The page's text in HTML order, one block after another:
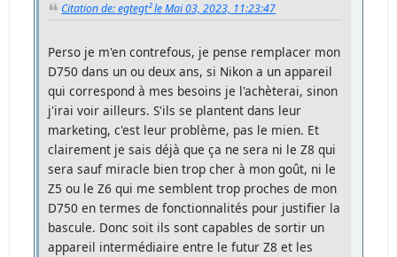
Citation de: egtegt² le Mai 03, 2023, 11:23:47
Perso je m'en contrefous, je pense remplacer mon
D750 dans un ou deux ans, si Nikon a un appareil
qui correspond à mes besoins je l'achèterai, sinon
j'irai voir ailleurs. S'ils se plantent dans leur
marketing, c'est leur problème, pas le mien. Et
clairement je sais déjà que ça ne sera ni le Z8 qui
sera sauf miracle bien trop cher à mon goût, ni le
Z5 ou le Z6 qui me semblent trop proches de mon
D750 en termes de fonctionnalités pour justifier la
bascule. Donc soit ils sont capables de sortir un
appareil intermédiaire entre le futur Z8 et les